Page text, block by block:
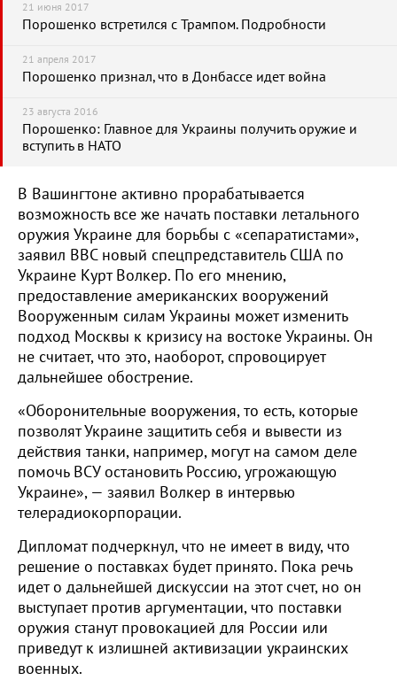
21 июня 2017
Порошенко встретился с Трампом. Подробности
21 апреля 2017
Порошенко признал, что в Донбассе идет война
23 августа 2016
Порошенко: Главное для Украины получить оружие и
вступить в НАТО
В Вашингтоне активно прорабатывается
возможность все же начать поставки летального
оружия Украине для борьбы с «сепаратистами»,
заявил ВВС новый спецпредставитель США по
Украине Курт Волкер. По его мнению,
предоставление американских вооружений
Вооруженным силам Украины может изменить
подход Москвы к кризису на востоке Украины. Он
не считает, что это, наоборот, спровоцирует
дальнейшее обострение.
«Оборонительные вооружения, то есть, которые
позволят Украине защитить себя и вывести из
действия танки, например, могут на самом деле
помочь ВСУ остановить Россию, угрожающую
Украине», — заявил Волкер в интервью
телерадиокорпорации.
Дипломат подчеркнул, что не имеет в виду, что
решение о поставках будет принято. Пока речь
идет о дальнейшей дискуссии на этот счет, но он
выступает против аргументации, что поставки
оружия станут провокацией для России или
приведут к излишней активизации украинских
военных.